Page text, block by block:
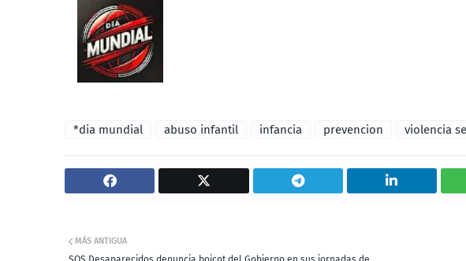
*dia mundial abuso infantil infancia prevencion violencia
MÁS ANTIGUA